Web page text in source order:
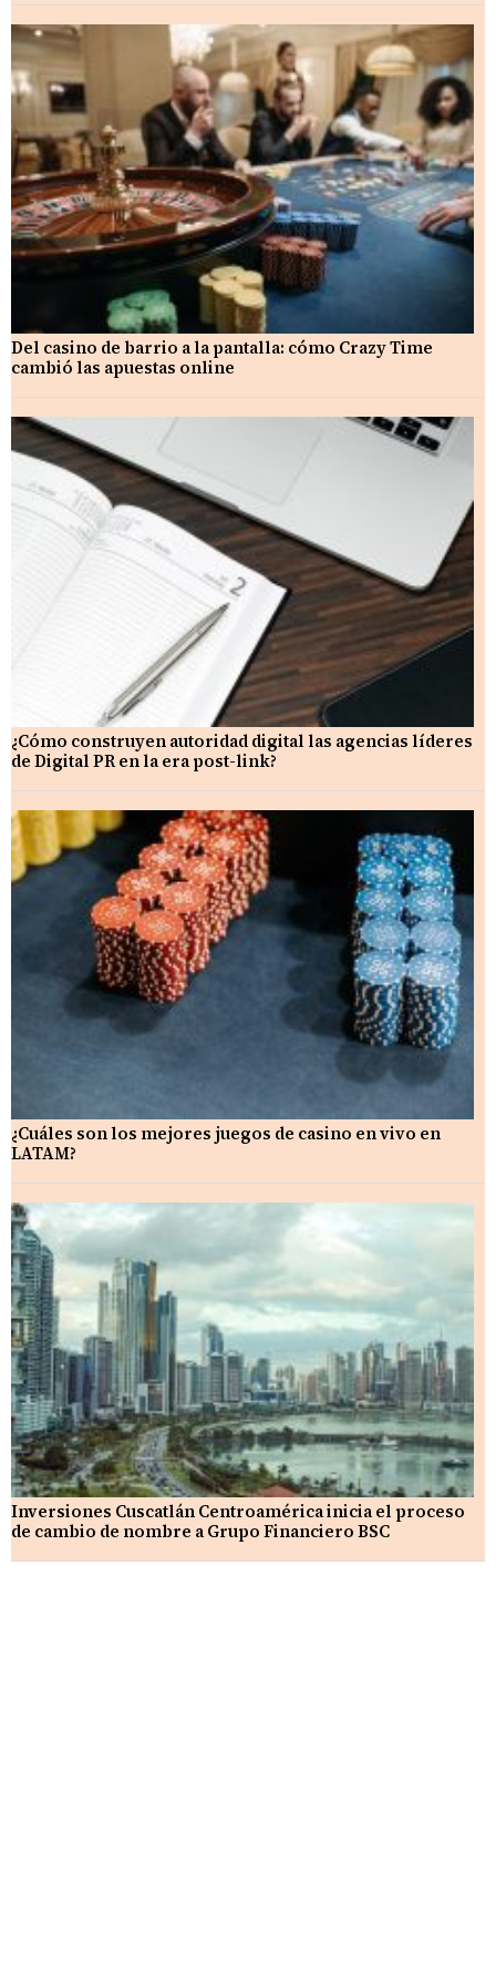
Del casino de barrio a la pantalla: cómo Crazy Time
cambió las apuestas online
¿Cómo construyen autoridad digital las agencias líderes
de Digital PR en la era post-link?
¿Cuáles son los mejores juegos de casino en vivo en
LATAM?
Inversiones Cuscatlán Centroamérica inicia el proceso
de cambio de nombre a Grupo Financiero BSC